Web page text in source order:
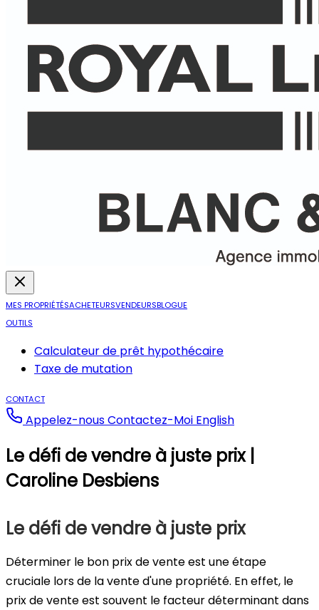
MES PROPRIÉTÉSACHETEURSVENDEURSBLOGUE
OUTILS
Calculateur de prêt hypothécaire
Taxe de mutation
CONTACT
Appelez-nousContactez-Moi English
Le défi de vendre à juste prix |
Caroline Desbiens
Le défi de vendre à juste prix
Déterminer le bon prix de vente est une étape
cruciale lors de la vente d'une propriété. En effet, le
prix de vente est souvent le facteur déterminant dans